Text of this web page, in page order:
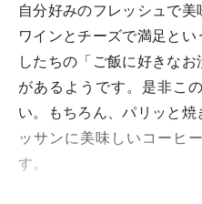
自分好みのフレッシュで
ワインとチーズで満足と
したちの「ご飯に好きな
があるようです。是非こ
い。もちろん、パリッと
ッサンに美味しいコーヒ
す。